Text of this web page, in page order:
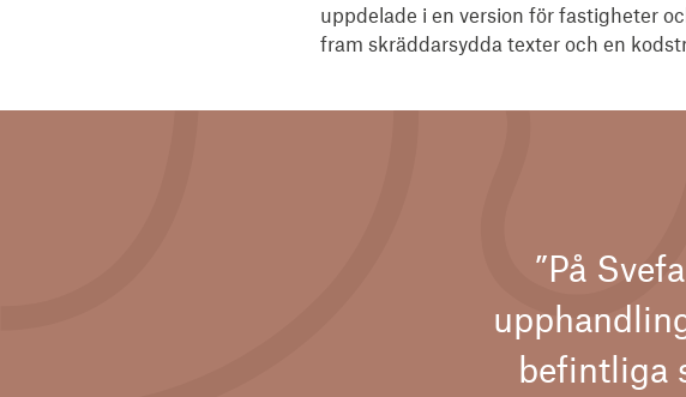
uppdelade i en version för fastigheter
fram skräddarsydda texter och en
”På
befintliga